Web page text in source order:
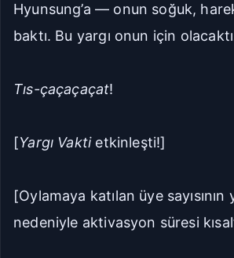
Hyunsung’a — onun soğuk,
baktı. Bu yargı onun için
Tıs-çaçaçaçat!
[Yargı Vaktietkinleşti!]
[Oylamaya katılan üye sayısının
nedeniyle aktivasyon süresi